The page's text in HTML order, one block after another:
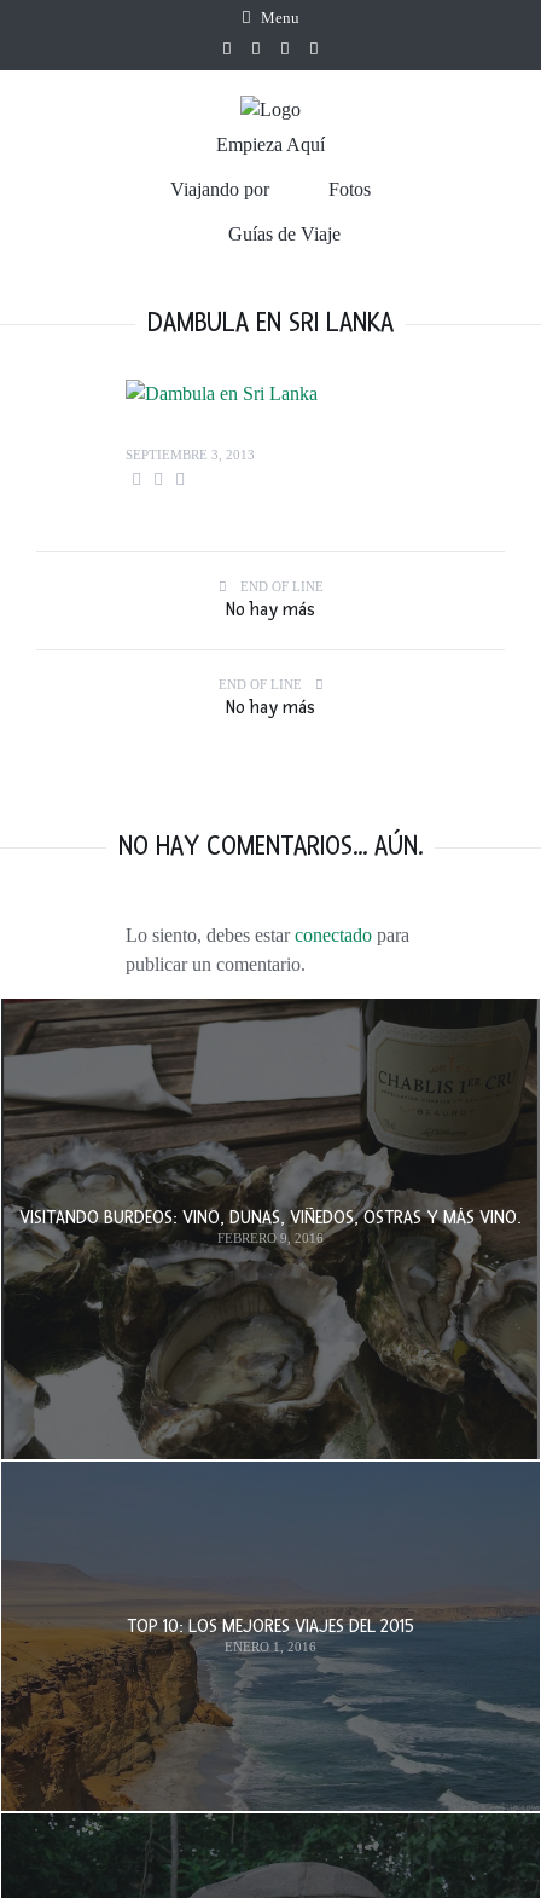
Menu
Empieza Aquí
Viajando por Fotos
Guías de Viaje
DAMBULA EN SRI LANKA
SEPTIEMBRE 3, 2013
END OF LINE
No hay más
END OF LINE
No hay más
NO HAY COMENTARIOS... AÚN.
Lo siento, debes estarconectado para
publicar un comentario.
VISITANDO BURDEOS: VINO, DUNAS, VIÑEDOS, OSTRAS Y MÁS VINO.
FEBRERO 9, 2016
TOP 10: LOS MEJORES VIAJES DEL 2015
ENERO 1, 2016